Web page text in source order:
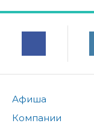
Афиша
Компании